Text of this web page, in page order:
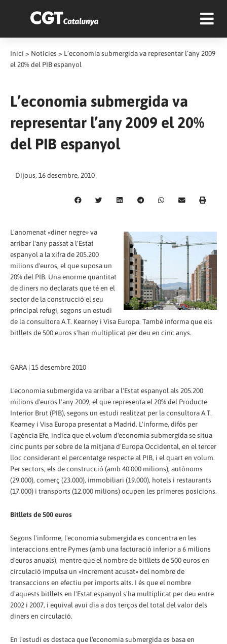
Inici > Notícies > L’economia submergida va representar l’any 2009
el 20% del PIB espanyol
L’economia submergida va
representar l’any 2009 el 20%
del PIB espanyol
Dijous, 16 desembre, 2010
L'anomenat «diner negre» va
arribar l'any passat a l'Estat
espanyol a la xifra de 205.200
milions d'euros, el que suposa un
20% del PIB. Una enorme quantitat
de diners no declarats que té en el
sector de la construcció el seu
principal refugi, segons un estudi
de la consultora A.T. Kearney i Visa Europa. També informa que els
bitllets de 500 euros s'han multiplicat per deu en cinc anys.
GARA | 15 desembre 2010
L'economia submergida va arribar a l'Estat espanyol als 205.200
milions d'euros l'any 2009, el que representa el 20% del Producte
Interior Brut (PIB), segons un estudi realitzat per la consultora A.T.
Kearney i Visa Europa presentat a Madrid. L'informe, difós per
l'agència Efe, indica que el volum d'economia submergida se situa
cinc punts per sobre de la mitjana d'Europa Occidental, en el tercer
lloc considerant el percentatge respecte al PIB, i el quart en volum.
Per sectors, els de construcció (amb 40.000 milions), autònoms
(29.000), comerç (23.000), immobiliari (19.000), hotels i restaurants
(17.000) i transports (12.000 milions) ocupen les primeres posicions.
Bitllets de 500 euros
Segons l'informe, l'economia submergida es concentra en les
interaccions entre Pymes (amb una facturació inferior a 6 milions
d'euros anuals), mentre que el nombre de bitllets de 500 euros en
circulació impulsa un «increment acusat» del nombre de
transaccions en efectiu per imports alts. I és que el nombre
d'aquests bitllets en l'Estat espanyol s'ha multiplicat per deu entre
2002 i 2007, i equival avui dia a dos terços del total del valor dels
diners en circulació.
En l'estudi es destaca que l'economia submergida es basa en